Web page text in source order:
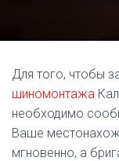
Для того, чтобы
шиномонтажа
необходимо
Ваше
мгновенно, а